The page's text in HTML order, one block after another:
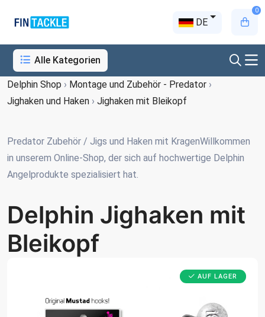
DE
0
Alle Kategorien
Delphin Shop › Montage und Zubehör - Predator ›
Jighaken und Haken › Jighaken mit Bleikopf
Predator Zubehör / Jigs und Haken mit KragenWillkommen
in unserem Online-Shop, der sich auf hochwertige Delphin
Angelprodukte spezialisiert hat.
Delphin Jighaken mit
Bleikopf
AUF LAGER